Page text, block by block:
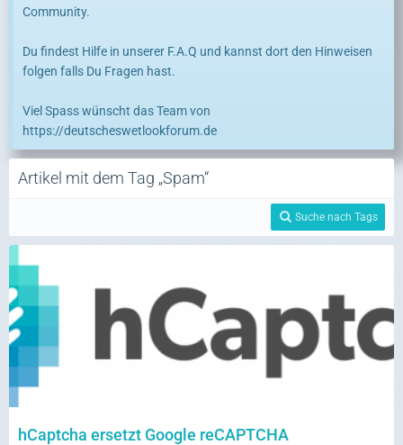
Community.
Du findest Hilfe in unserer F.A.Q und kannst dort den Hinweisen
folgen falls Du Fragen hast.
Viel Spass wünscht das Team von
https://deutscheswetlookforum.de
Artikel mit dem Tag „Spam“
Suche nach Tags
hCaptcha ersetzt Google reCAPTCHA